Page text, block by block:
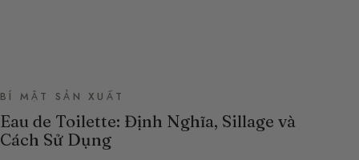
BÍ MẬT SẢN XUẤT
Eau de Toilette: Định Nghĩa, Sillage và
Cách Sử Dụng